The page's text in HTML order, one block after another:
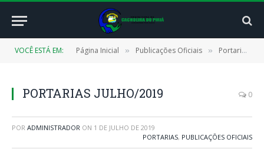
VOCÊ ESTÁ EM: Página Inicial » Publicações Oficiais » Portarias
PORTARIAS JULHO/2019 0
POR ADMINISTRADOR ON 1 DE JULHO DE 2019
PORTARIAS, PUBLICAÇÕES OFICIAIS